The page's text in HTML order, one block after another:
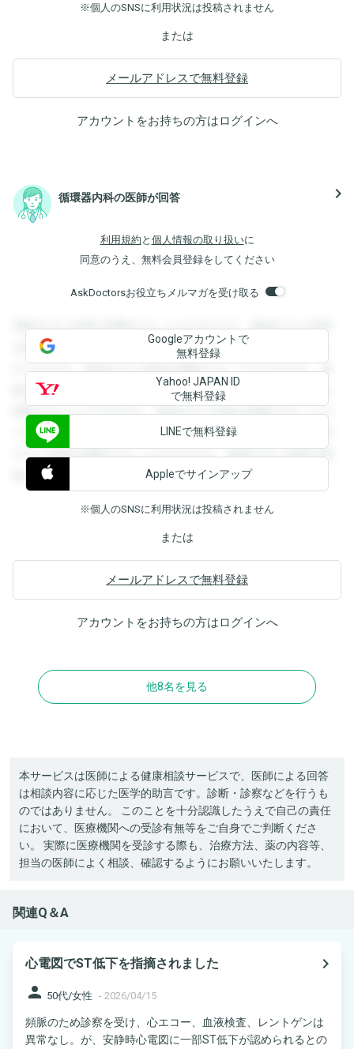
※個人のSNSに利用状況は投稿されません
または
メールアドレスで無料登録
アカウントをお持ちの方はログインへ
循環器内科の医師が回答 navigate_next
利用規約 と 個人情報の取り扱いに
同意のうえ、無料会員登録をしてください
AskDoctorsお役立ちメルマガを受け取る
登録すると回答を閲覧することができます。登録すると回答
を閲覧することができます。登録すると回答を閲覧すること
ができます。登録すると回答を閲覧することができます。登
録すると回答を閲覧することができます。登録すると回答を
閲覧することができます。登録すると回答を閲覧することが
できます。登録すると回答を閲覧することができます。登録
すると回答を閲覧することができます。登録すると回答を閲
覧することができます。
Googleアカウントで
無料登録
Yahoo! JAPAN ID
で無料登録
LINEで無料登録
Appleでサインアップ
※個人のSNSに利用状況は投稿されません
または
メールアドレスで無料登録
アカウントをお持ちの方はログインへ
他8名を見る
本サービスは医師による健康相談サービスで、医師による回答
は相談内容に応じた医学的助言です。診断・診察などを行うも
のではありません。 このことを十分認識したうえで自己の責任
において、医療機関への受診有無等をご自身でご判断くださ
い。 実際に医療機関を受診する際も、治療方法、薬の内容等、
担当の医師によく相談、確認するようにお願いいたします。
関連Q＆A
心電図でST低下を指摘されました
navigate_next
person 50代/女性 - 2026/04/15
頻脈のため診察を受け、心エコー、血液検査、レントゲンは
異常なし。が、安静時心電図に一部ST低下が認められるとの